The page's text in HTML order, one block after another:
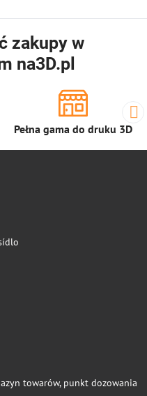
zakupy w
na3D.pl
Pełna gama do druku 3D
towarów, punkt dozowania